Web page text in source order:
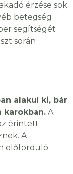
érzése sok
betegség
segítségét
során
alakul ki, bár
karokban. A
érintett
A
előforduló